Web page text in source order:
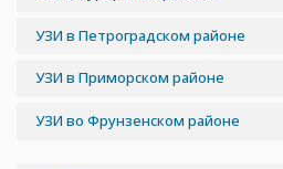
УЗИ в Петроградском районе
УЗИ в Приморском районе
УЗИ во Фрунзенском районе